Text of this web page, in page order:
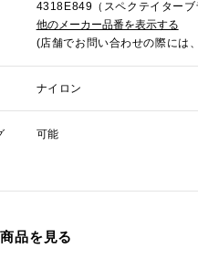
4318E849（スペクテイターブ
他のメーカー品番を表示する
(店舗でお問い合わせの際には
ナイロン
可能
品を見る